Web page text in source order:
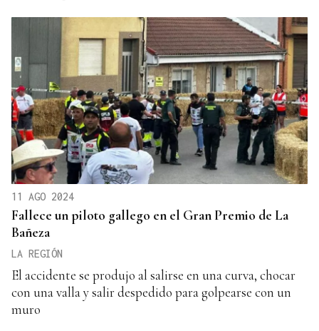
11 AGO 2024
Fallece un piloto gallego en el Gran Premio de La
Bañeza
LA REGIÓN
El accidente se produjo al salirse en una curva, chocar
con una valla y salir despedido para golpearse con un
muro